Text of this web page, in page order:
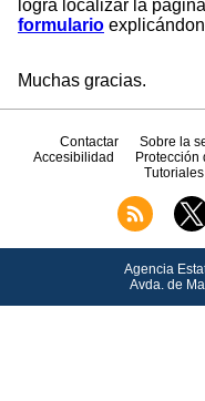
logra localizar la
formulario
Muchas gracias.
Contactar Sobre la
Accesibilidad
Protección
Tutoriales
Agencia
Avda.de